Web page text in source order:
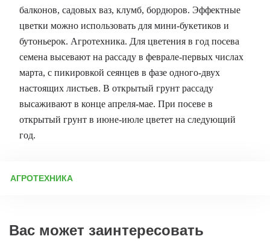
балконов, садовых ваз, клумб, бордюров. Эффектные
цветки можно использовать для мини-букетиков и
бутоньерок. Агротехника. Для цветения в год посева
семена высевают на рассаду в феврале-первых числах
марта, с пикировкой сеянцев в фазе одного-двух
настоящих листьев. В открытый грунт рассаду
высаживают в конце апреля-мае. При посеве в
открытый грунт в июне-июле цветет на следующий
год.
АГРОТЕХНИКА
однолетник или двулетник. Время посева зависит от климата и
желаемого периода цветения. В средней полосе России
Вас может заинтересовать